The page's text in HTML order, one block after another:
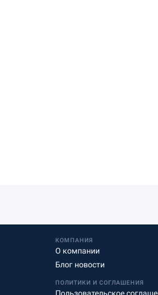
КОМПАНИЯ
О компании
Блог новости
ПОЛИТИКИ И СОГЛАШЕНИЯ